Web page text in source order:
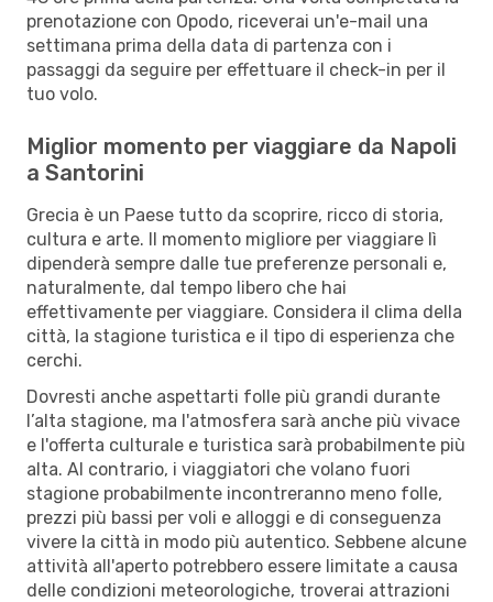
prenotazione con Opodo, riceverai un'e-mail una
settimana prima della data di partenza con i
passaggi da seguire per effettuare il check-in per il
tuo volo.
Miglior momento per viaggiare da Napoli
a Santorini
Grecia è un Paese tutto da scoprire, ricco di storia,
cultura e arte. Il momento migliore per viaggiare lì
dipenderà sempre dalle tue preferenze personali e,
naturalmente, dal tempo libero che hai
effettivamente per viaggiare. Considera il clima della
città, la stagione turistica e il tipo di esperienza che
cerchi.
Dovresti anche aspettarti folle più grandi durante
l’alta stagione, ma l'atmosfera sarà anche più vivace
e l'offerta culturale e turistica sarà probabilmente più
alta. Al contrario, i viaggiatori che volano fuori
stagione probabilmente incontreranno meno folle,
prezzi più bassi per voli e alloggi e di conseguenza
vivere la città in modo più autentico. Sebbene alcune
attività all'aperto potrebbero essere limitate a causa
delle condizioni meteorologiche, troverai attrazioni